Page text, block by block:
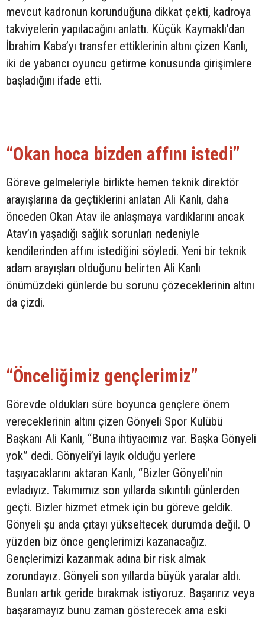
mevcut kadronun korunduğuna dikkat çekti, kadroya
takviyelerin yapılacağını anlattı. Küçük Kaymaklı’dan
İbrahim Kaba’yı transfer ettiklerinin altını çizen Kanlı,
iki de yabancı oyuncu getirme konusunda girişimlere
başladığını ifade etti.
“Okan hoca bizden affını istedi”
Göreve gelmeleriyle birlikte hemen teknik direktör
arayışlarına da geçtiklerini anlatan Ali Kanlı, daha
önceden Okan Atav ile anlaşmaya vardıklarını ancak
Atav’ın yaşadığı sağlık sorunları nedeniyle
kendilerinden affını istediğini söyledi. Yeni bir teknik
adam arayışları olduğunu belirten Ali Kanlı
önümüzdeki günlerde bu sorunu çözeceklerinin altını
da çizdi.
“Önceliğimiz gençlerimiz”
Görevde oldukları süre boyunca gençlere önem
vereceklerinin altını çizen Gönyeli Spor Kulübü
Başkanı Ali Kanlı, “Buna ihtiyacımız var. Başka Gönyeli
yok” dedi. Gönyeli’yi layık olduğu yerlere
taşıyacaklarını aktaran Kanlı, “Bizler Gönyeli’nin
evladıyız. Takımımız son yıllarda sıkıntılı günlerden
geçti. Bizler hizmet etmek için bu göreve geldik.
Gönyeli şu anda çıtayı yükseltecek durumda değil. O
yüzden biz önce gençlerimizi kazanacağız.
Gençlerimizi kazanmak adına bir risk almak
zorundayız. Gönyeli son yıllarda büyük yaralar aldı.
Bunları artık geride bırakmak istiyoruz. Başarırız veya
başaramayız bunu zaman gösterecek ama eski